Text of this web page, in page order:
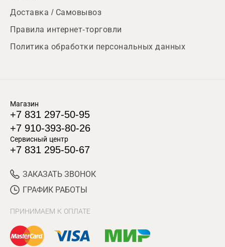
Доставка / Самовывоз
Правила интернет-торговли
Политика обработки персональных данных
Магазин
+7 831 297-50-95
+7 910-393-80-26
Сервисный центр
+7 831 295-50-67
ЗАКАЗАТЬ ЗВОНОК
ГРАФИК РАБОТЫ
ПРИНИМАЕМ К ОПЛАТЕ